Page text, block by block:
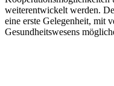
weiterentwickelt werden.
eine erste Gelegenheit, mit
Gesundheitswesens